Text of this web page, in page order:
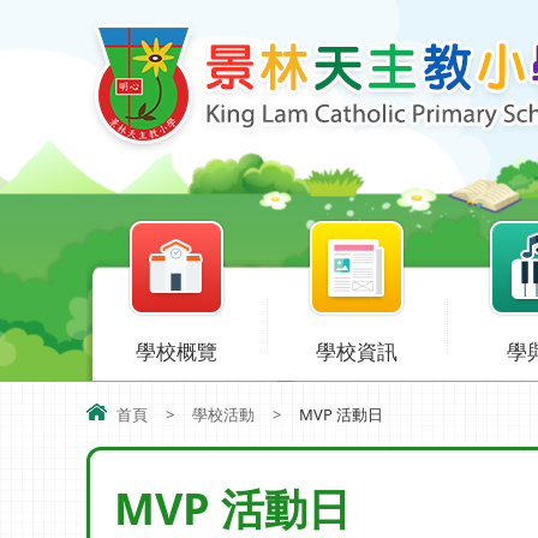
學校概覽 學校資訊 學
首頁 > 學校活動 > MVP 活動日
MVP 活動日